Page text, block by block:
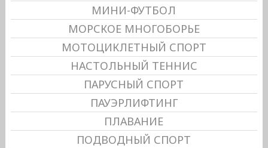
МИНИ-ФУТБОЛ
МОРСКОЕ МНОГОБОРЬЕ
МОТОЦИКЛЕТНЫЙ СПОРТ
НАСТОЛЬНЫЙ ТЕННИС
ПАРУСНЫЙ СПОРТ
ПАУЭРЛИФТИНГ
ПЛАВАНИЕ
ПОДВОДНЫЙ СПОРТ